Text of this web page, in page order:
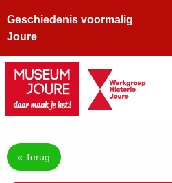
Geschiedenis voormalig
Joure
« Terug